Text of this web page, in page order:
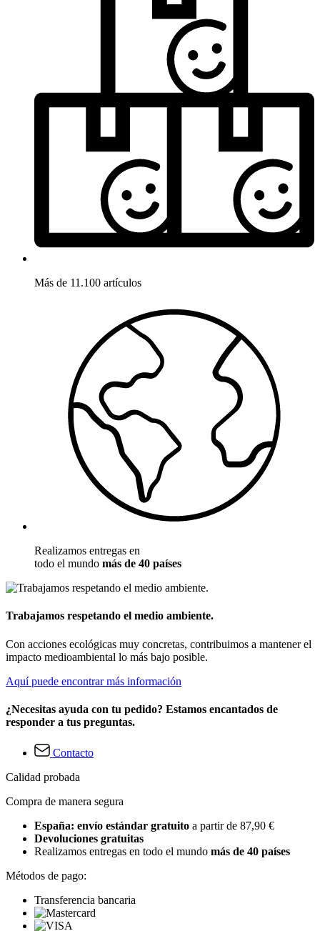
Más de 11.100 artículos
Realizamos entregas en
todo el mundo más de 40 países
Trabajamos respetando el medio ambiente.
Con acciones ecológicas muy concretas, contribuimos a mantener el
impacto medioambiental lo más bajo posible.
Aquí puede encontrar más información
¿Necesitas ayuda con tu pedido? Estamos encantados de
responder a tus preguntas.
Contacto
Calidad probada
Compra de manera segura
España: envío estándar gratuito a partir de 87,90 €
Devoluciones gratuitas
Realizamos entregas en todo el mundo más de 40 países
Métodos de pago:
Transferencia bancaria